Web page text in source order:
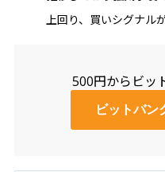
上回り、買いシグナル
500円からビッ
ビットバン